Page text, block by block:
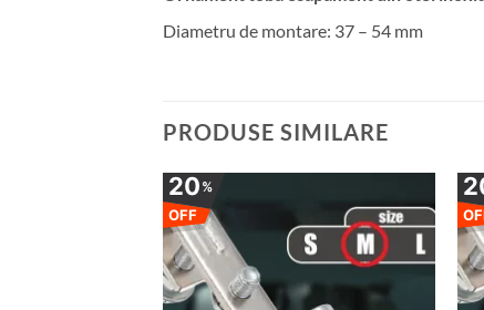
Diametru de montare: 37 – 54 mm
PRODUSE SIMILARE
20%
OFF
Adauga
favorite